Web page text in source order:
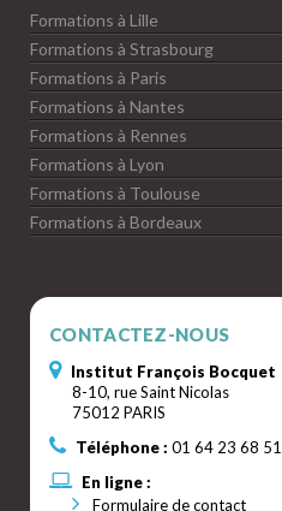
Formations à Lille
Formations à Strasbourg
Formations à Paris
Formations à Nantes
Formations à Rennes
Formations à Lyon
Formations à Toulouse
Formations à Bordeaux
CONTACTEZ-NOUS
Institut François Bocquet
8-10, rue Saint Nicolas
75012 PARIS
Téléphone : 01 64 23 68 51
En ligne :
Formulaire de contact